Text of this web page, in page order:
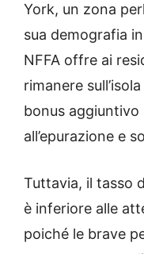
York, un zona
sua demografia
NFFA offre ai
rimanere
bonus aggiuntivo
all’epurazione e
Tuttavia, il tasso
è inferiore alle
poiché le brave